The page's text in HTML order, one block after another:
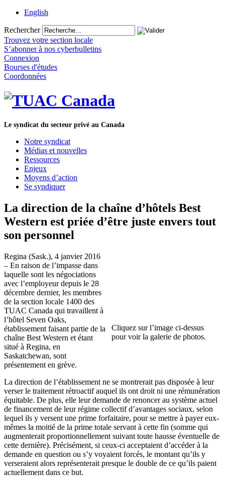
English
Rechercher
Trouvez votre section locale
S’abonner à nos cyberbulletins
Connexion
Bourses d'études
Coordonnées
Le syndicat du secteur privé au Canada
Notre syndicat
Médias et nouvelles
Ressources
Enjeux
Moyens d’action
Se syndiquer
La direction de la chaîne d’hôtels Best
Western est priée d’être juste envers tout
son personnel
Cliquez sur l’image ci-dessus
pour voir la galerie de photos.
Regina (Sask.), 4 janvier 2016
– En raison de l’impasse dans
laquelle sont les négociations
avec l’employeur depuis le 28
décembre dernier, les membres
de la section locale 1400 des
TUAC Canada qui travaillent à
l’hôtel Seven Oaks,
établissement faisant partie de la
chaîne Best Western et étant
situé à Regina, en
Saskatchewan, sont
présentement en grève.
La direction de l’établissement ne se montrerait pas disposée à leur
verser le traitement rétroactif auquel ils ont droit ni une rémunération
équitable. De plus, elle leur demande de renoncer au système actuel
de financement de leur régime collectif d’avantages sociaux, selon
lequel ils y versent une prime forfaitaire, pour se mettre à payer eux-
mêmes la moitié de la prime totale servant à cette fin (somme qui
augmenterait proportionnellement suivant toute hausse éventuelle de
cette dernière). Précisément, si ceux-ci acceptaient d’accéder à la
demande en question ou s’y voyaient forcés, le montant qu’ils y
verseraient alors représenterait presque le double de ce qu’ils paient
actuellement dans ce but.